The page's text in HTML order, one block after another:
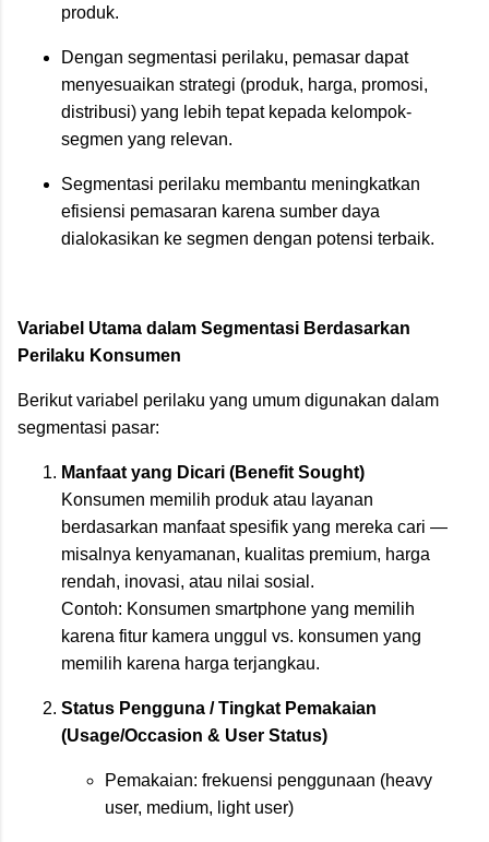
produk.
Dengan segmentasi perilaku, pemasar dapat
menyesuaikan strategi (produk, harga, promosi,
distribusi) yang lebih tepat kepada kelompok-
segmen yang relevan.
Segmentasi perilaku membantu meningkatkan
efisiensi pemasaran karena sumber daya
dialokasikan ke segmen dengan potensi terbaik.
Variabel Utama dalam Segmentasi Berdasarkan
Perilaku Konsumen
Berikut variabel perilaku yang umum digunakan dalam
segmentasi pasar:
Manfaat yang Dicari (Benefit Sought)
Konsumen memilih produk atau layanan
berdasarkan manfaat spesifik yang mereka cari —
misalnya kenyamanan, kualitas premium, harga
rendah, inovasi, atau nilai sosial.
Contoh: Konsumen smartphone yang memilih
karena fitur kamera unggul vs. konsumen yang
memilih karena harga terjangkau.
Status Pengguna / Tingkat Pemakaian
(Usage/Occasion & User Status)
Pemakaian: frekuensi penggunaan (heavy
user, medium, light user)